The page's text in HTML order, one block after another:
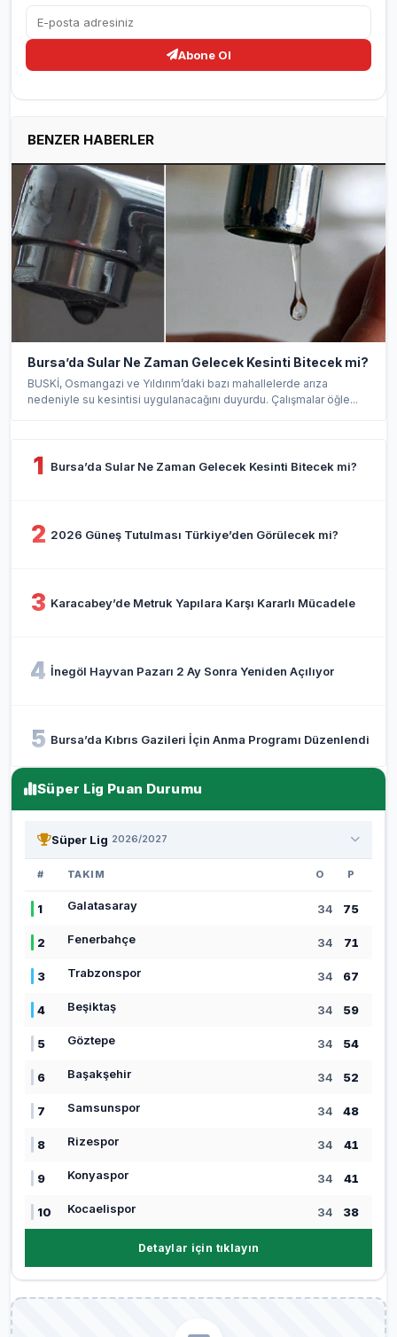
Abone Ol
BENZER HABERLER
Bursa’da Sular Ne Zaman Gelecek Kesinti Bitecek mi?
BUSKİ, Osmangazi ve Yıldırım’daki bazı mahallelerde arıza
nedeniyle su kesintisi uygulanacağını duyurdu. Çalışmalar öğle...
1 Bursa’da Sular Ne Zaman Gelecek Kesinti Bitecek mi?
2 2026 Güneş Tutulması Türkiye’den Görülecek mi?
3 Karacabey’de Metruk Yapılara Karşı Kararlı Mücadele
4 İnegöl Hayvan Pazarı 2 Ay Sonra Yeniden Açılıyor
5 Bursa’da Kıbrıs Gazileri İçin Anma Programı Düzenlendi
Süper Lig Puan Durumu
Süper Lig 2026/2027
# TAKIM O P
1 Galatasaray 34 75
2 Fenerbahçe 34 71
3 Trabzonspor 34 67
4 Beşiktaş 34 59
5 Göztepe 34 54
6 Başakşehir 34 52
7 Samsunspor 34 48
8 Rizespor 34 41
9 Konyaspor 34 41
10 Kocaelispor 34 38
Detaylar için tıklayın